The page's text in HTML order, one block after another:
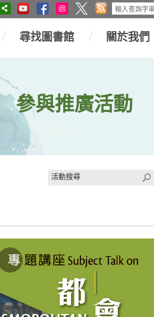
尋找圖書館 關於我們
參與推廣活動